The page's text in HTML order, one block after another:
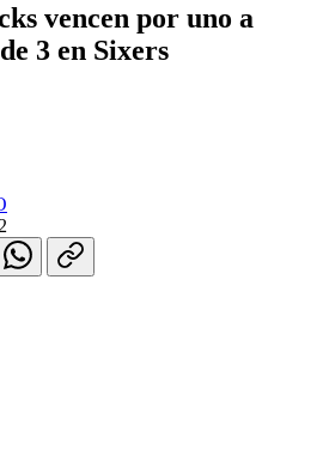
vencen por uno a
3 en Sixers